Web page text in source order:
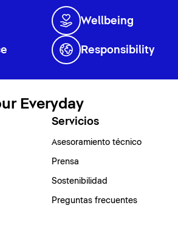
Wellbeing
Responsibility
Everyday
Servicios
Asesoramiento técnico
Prensa
Sostenibilidad
Preguntas frecuentes